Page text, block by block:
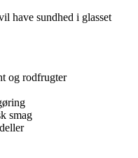
have sundhed i glasset
og rodfrugter
smag